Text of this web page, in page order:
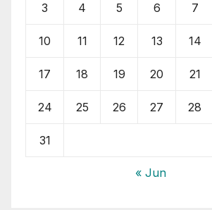
3 4 5 6 7
10 11 12 13 14
17 18 19 20 21
24 25 26 27 28
31
« Jun